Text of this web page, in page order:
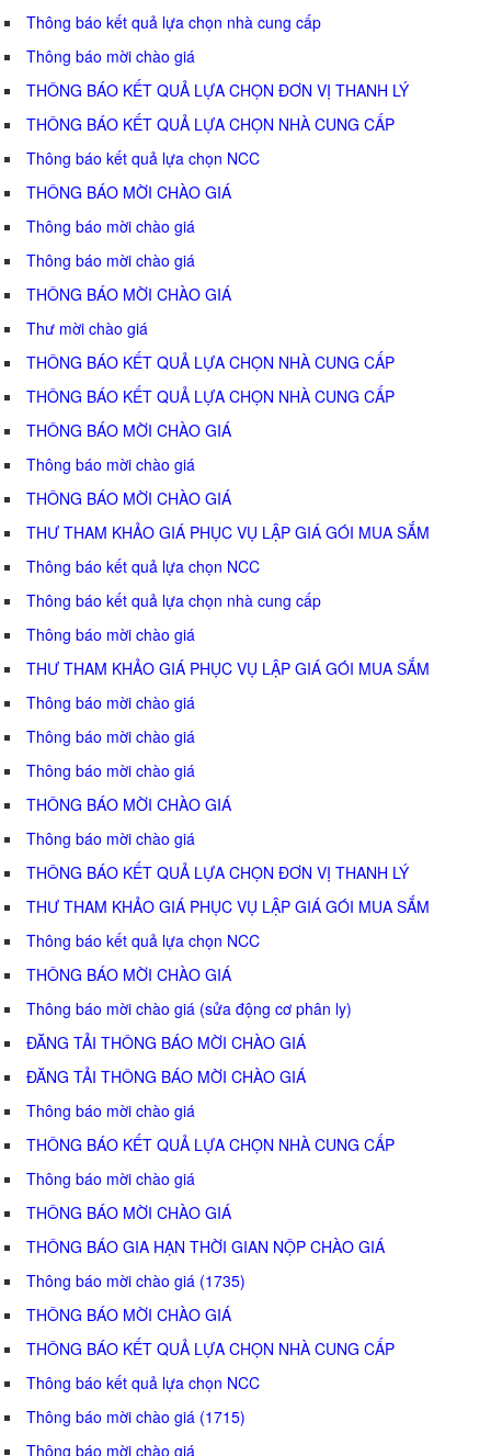
Thông báo kết quả lựa chọn nhà cung cấp
Thông báo mời chào giá
THÔNG BÁO KẾT QUẢ LỰA CHỌN ĐƠN VỊ THANH LÝ
THÔNG BÁO KẾT QUẢ LỰA CHỌN NHÀ CUNG CẤP
Thông báo kết quả lựa chọn NCC
THÔNG BÁO MỜI CHÀO GIÁ
Thông báo mời chào giá
Thông báo mời chào giá
THÔNG BÁO MỜI CHÀO GIÁ
Thư mời chào giá
THÔNG BÁO KẾT QUẢ LỰA CHỌN NHÀ CUNG CẤP
THÔNG BÁO KẾT QUẢ LỰA CHỌN NHÀ CUNG CẤP
THÔNG BÁO MỜI CHÀO GIÁ
Thông báo mời chào giá
THÔNG BÁO MỜI CHÀO GIÁ
THƯ THAM KHẢO GIÁ PHỤC VỤ LẬP GIÁ GÓI MUA SẮM
Thông báo kết quả lựa chọn NCC
Thông báo kết quả lựa chọn nhà cung cấp
Thông báo mời chào giá
THƯ THAM KHẢO GIÁ PHỤC VỤ LẬP GIÁ GÓI MUA SẮM
Thông báo mời chào giá
Thông báo mời chào giá
Thông báo mời chào giá
THÔNG BÁO MỜI CHÀO GIÁ
Thông báo mời chào giá
THÔNG BÁO KẾT QUẢ LỰA CHỌN ĐƠN VỊ THANH LÝ
THƯ THAM KHẢO GIÁ PHỤC VỤ LẬP GIÁ GÓI MUA SẮM
Thông báo kết quả lựa chọn NCC
THÔNG BÁO MỜI CHÀO GIÁ
Thông báo mời chào giá (sửa động cơ phân ly)
ĐĂNG TẢI THÔNG BÁO MỜI CHÀO GIÁ
ĐĂNG TẢI THÔNG BÁO MỜI CHÀO GIÁ
Thông báo mời chào giá
THÔNG BÁO KẾT QUẢ LỰA CHỌN NHÀ CUNG CẤP
Thông báo mời chào giá
THÔNG BÁO MỜI CHÀO GIÁ
THÔNG BÁO GIA HẠN THỜI GIAN NỘP CHÀO GIÁ
Thông báo mời chào giá (1735)
THÔNG BÁO MỜI CHÀO GIÁ
THÔNG BÁO KẾT QUẢ LỰA CHỌN NHÀ CUNG CẤP
Thông báo kết quả lựa chọn NCC
Thông báo mời chào giá (1715)
Thông báo mời chào giá